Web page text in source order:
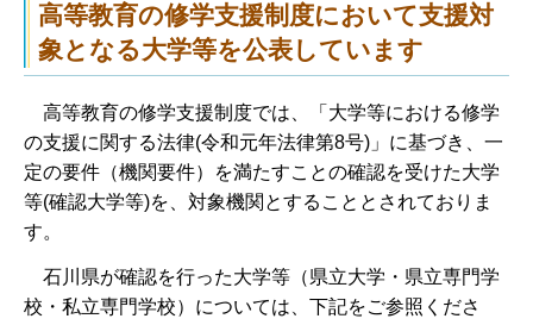
高等教育の修学支援制度において支援対
象となる大学等を公表しています
高等教育の修学支援制度では、「大学等における修学
の支援に関する法律(令和元年法律第8号)」に基づき、一
定の要件（機関要件）を満たすことの確認を受けた大学
等(確認大学等)を、対象機関とすることとされておりま
す。
石川県が確認を行った大学等（県立大学・県立専門学
校・私立専門学校）については、下記をご参照くださ